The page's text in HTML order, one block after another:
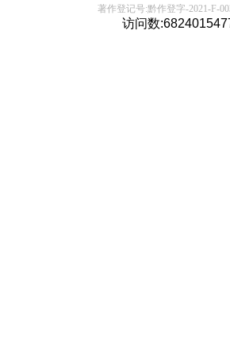
著作登记号:黔作登字-2021-F-